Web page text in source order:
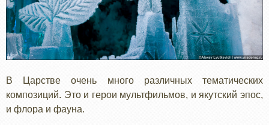
В Царстве очень много различных тематических
композиций. Это и герои мультфильмов, и якутский эпос,
и флора и фауна.